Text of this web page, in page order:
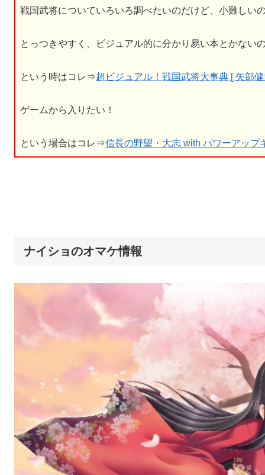
戦国武将についていろいろ調べたいのだけど、小難しい
とっつきやすく、ビジュアル的に分かり易い本とかない
という時はコレ⇒超ビジュアル！戦国武将大事典 [ 矢部
ゲームから入りたい！
という場合はコレ⇒信長の野望・大志 with パワーアップ
ナイショのオマケ情報